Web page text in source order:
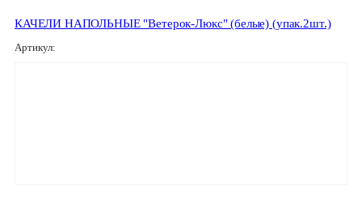
КАЧЕЛИ НАПОЛЬНЫЕ "Ветерок-Люкс" (белые) (упак.2шт.)
Артикул: